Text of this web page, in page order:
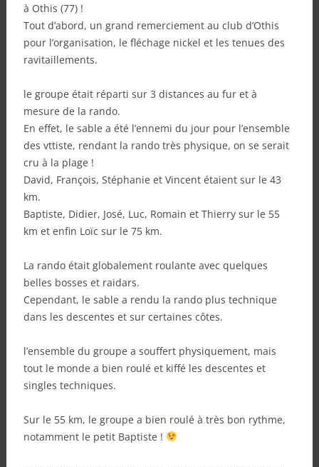
à Othis (77) !
Tout d’abord, un grand remerciement au club d’Othis
pour l’organisation, le fléchage nickel et les tenues des
ravitaillements.
le groupe était réparti sur 3 distances au fur et à
mesure de la rando.
En effet, le sable a été l’ennemi du jour pour l’ensemble
des vttiste, rendant la rando très physique, on se serait
cru à la plage !
David, François, Stéphanie et Vincent étaient sur le 43
km.
Baptiste, Didier, José, Luc, Romain et Thierry sur le 55
km et enfin Loïc sur le 75 km.
La rando était globalement roulante avec quelques
belles bosses et raidars.
Cependant, le sable a rendu la rando plus technique
dans les descentes et sur certaines côtes.
l’ensemble du groupe a souffert physiquement, mais
tout le monde a bien roulé et kiffé les descentes et
singles techniques.
Sur le 55 km, le groupe a bien roulé à très bon rythme,
notamment le petit Baptiste !